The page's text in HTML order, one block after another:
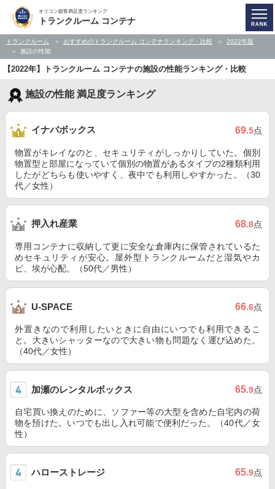
オリコン顧客満足度ランキング
トランクルーム コンテナ
トランクルーム おすすめのトランクルーム コンテナランキング・比較
2022年版
施設の性能
【2022年】トランクルーム コンテナの施設の性能ランキング・比較
施設の性能 満足度ランキング
イナバボックス 69.5点
物置がキレイなのと、セキュリティがしっかりしていた。個別
物置型と部屋になっていて個別の物置があるタイプの2種類利用
したがどちらも使いやすく、夜中でも利用しやすかった。（30
代／女性）
押入れ産業 68.8点
専用コンテナに収納して更に安全な倉庫内に保管されているた
めセキュリティが安心。屋外型トランクルームだと湿気やカ
ビ、埃が心配。（50代／男性）
U-SPACE 66.6点
外置きなので利用したいときに自由にいつでも利用できるこ
と。大きいシャッターなので大きい物も問題なく運び込めた。
（40代／女性）
加瀬のレンタルボックス 65.9点
自宅買い換えのために、ソファー等の大型を含めた自宅内の荷
物を預けた。いつでも出し入れ可能で便利だった。（40代／女
性）
ハローストレージ 65.9点